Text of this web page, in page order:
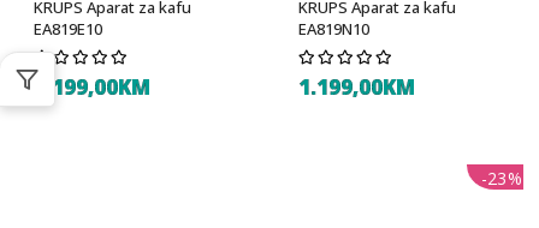
KRUPS Aparat za kafu
EA819E10
1.199,00KM
KRUPS Aparat za kafu
EA819N10
1.199,00KM
-23%